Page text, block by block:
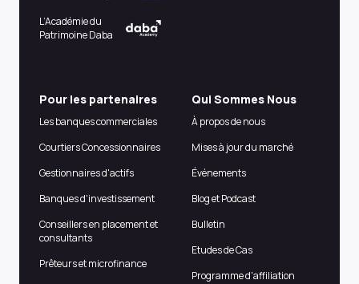
L’Académie du
Patrimoine Daba
Pour les partenaires
Les banques commerciales
Courtiers Concessionnaires
Gestionnaires d'actifs
Banques d'investissement
Conseillers en placement et
consultants
Prêteurs et microfinance
Qui Sommes Nous
À propos de nous
Mises à jour du marché
Événements
Blog et Podcast
Bulletin
Etudes de Cas
Programme d'affiliation